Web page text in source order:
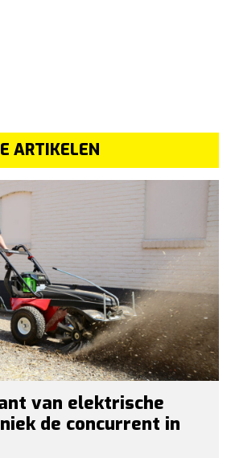
ARTIKELEN
van elektrische
de concurrent in